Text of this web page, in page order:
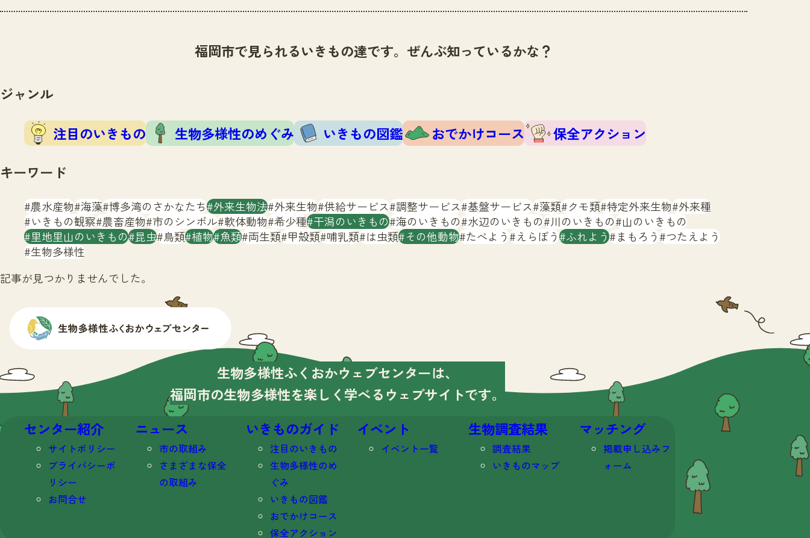
福岡市で見られるいきもの達です。ぜんぶ知っているかな？
ジャンル
注目のいきもの 生物多様性のめぐみ いきもの図鑑 おでかけコース
保全アクション
キーワード
農水産物 海藻 博多湾のさかなたち 外来生物法 外来生物 供給サービス 調整サービス 基盤サービス 藻類 クモ類 特定外来生物 外来種
いきもの観察 農畜産物 市のシンボル 軟体動物 希少種 干潟のいきもの 海のいきもの 水辺のいきもの 川のいきもの 山のいきもの
里地里山のいきもの 昆虫 鳥類 植物 魚類 両生類 甲殻類 哺乳類 は虫類 その他動物 たべよう えらぼう ふれよう まもろう つたえよう
生物多様性
記事が見つかりませんでした。
生物多様性ふくおかウェブセンターは、
福岡市の生物多様性を楽しく学べる ウェブサイトです。
センター紹介
サイトポリシー
プライバシーポ
リシー
お問合せ
ニュース
市の取組み
さまざまな保全
の取組み
いきものガイド
注目のいきもの
生物多様性のめ
ぐみ
いきもの図鑑
おでかけコース
保全アクション
イベント
イベント一覧
生物調査結果
調査結果
いきものマップ
マッチング
掲載申し込みフ
ォーム